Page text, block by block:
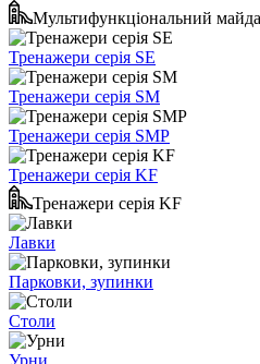
Мультифункціональний
Тренажери серія SE
Тренажери серія SM
Тренажери серія SMP
Тренажери серія KF
Тренажери серія KF
Лавки
Парковки, зупинки
Столи
Урни